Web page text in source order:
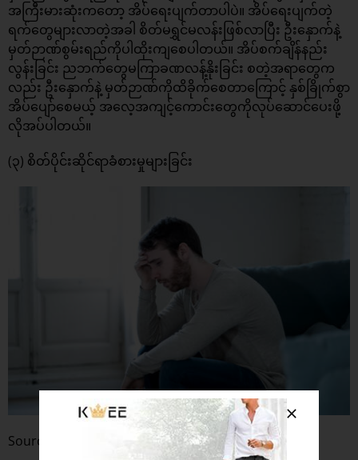
အကြီးမားဆုံးကတော့ အိပ်ရေးပျက်တာပါပဲ။ အိပ်ရေးပျက်တဲ့
ရက်တွေများလာတဲ့အခါ စိတ်မရွှင်မလန်းဖြစ်လာပြီး ဦးနှောက်နဲ့
မှတ်ဉာဏ်စွမ်းရည်ကိုပါထိုးကျစေပါတယ်။ အိပ်စက်ချိန်နည်း
လွန်းခြင်း ညဘက်တွေမကြာခဏလန့်နိုးခြင်း စတဲ့အရာတွေက
လည်း ဦးနှောက်နဲ့ မှတ်ဉာဏ်ကိုထိခိုက်စေတာကြောင့် နှစ်ခြိုက်စွာ
အိပ်ပျော်စေမယ့် အလေ့အကျင့်ကောင်းတွေကိုလုပ်ဆောင်ပေးဖို့
လိုအပ်ပါတယ်။
(၃) စိတ်ပိုင်းဆိုင်ရာခံစားမှုများခြင်း
Source : Shutterstock